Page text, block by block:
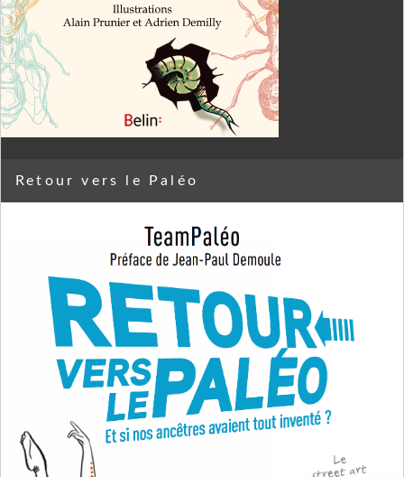
Retour vers le Paléo